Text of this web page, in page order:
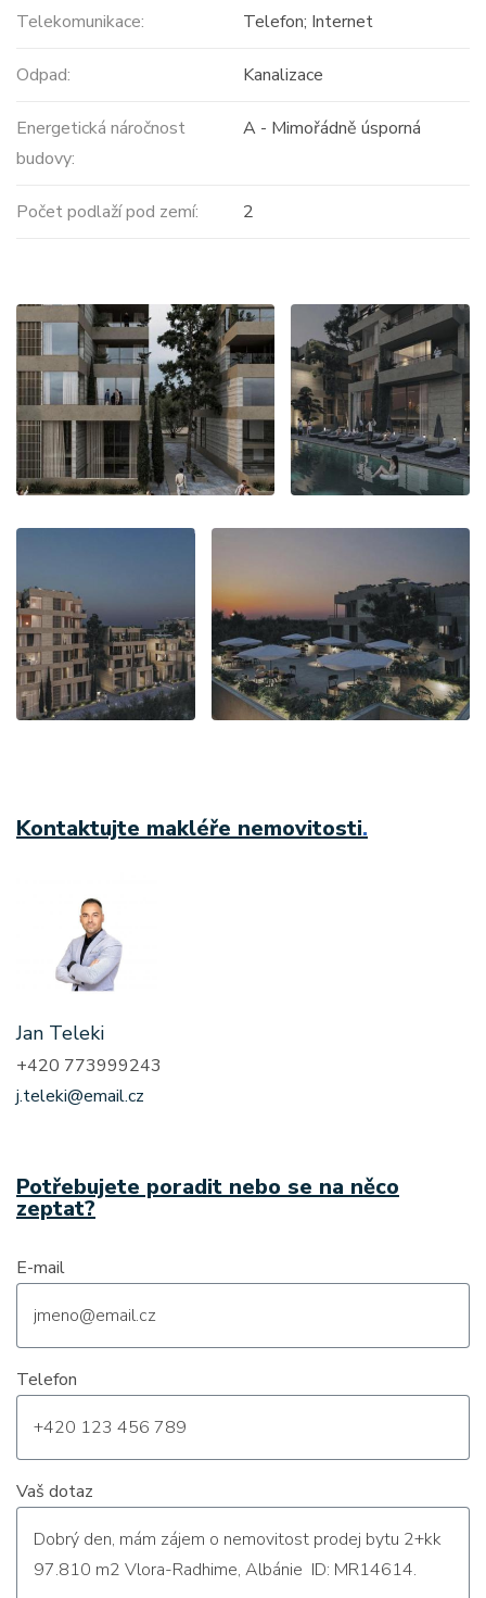
Telekomunikace: Telefon; Internet
Odpad: Kanalizace
Energetická náročnost
budovy:
A - Mimořádně úsporná
Počet podlaží pod zemí: 2
Kontaktujte makléře nemovitosti.
Jan Teleki
+420 773999243
j.teleki@email.cz
Potřebujete poradit nebo se na něco
zeptat?
E-mail
Telefon
Vaš dotaz